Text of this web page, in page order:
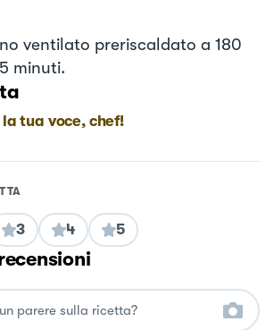
ventilato preriscaldato a 180
minuti.
tua voce, chef!
3 4 5